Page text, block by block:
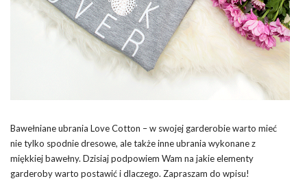
Bawełniane ubrania Love Cotton – w swojej garderobie warto mieć
nie tylko spodnie dresowe, ale także inne ubrania wykonane z
miękkiej bawełny. Dzisiaj podpowiem Wam na jakie elementy
garderoby warto postawić i dlaczego. Zapraszam do wpisu!